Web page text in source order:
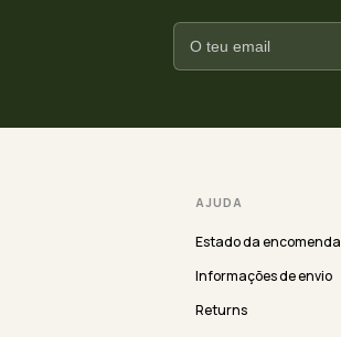
AJUDA
Estado da encomenda
Informações de envio
Returns